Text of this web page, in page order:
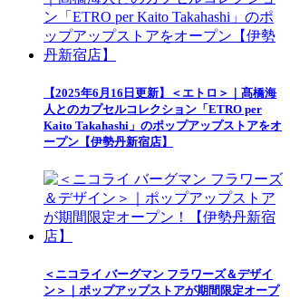
【2025年6月16日更新】＜エトロ＞｜髙橋海
人とのカプセルコレクション「ETRO per
Kaito Takahashi」のポップアップストアをオ
ープン【伊勢丹新宿店】
＜ニコライ バーグマン フラワーズ＆デザイ
ン＞｜ポップアップストアが期間限定オープ